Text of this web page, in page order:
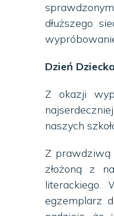
dłuższego
Dzień
Z okazji
naszych
Z prawdziwą
złożoną z
literackiego.
egzemplarz